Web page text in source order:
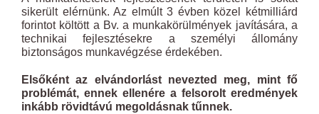
sikerült elérnünk. Az elmúlt 3 évben közel kétmilliárd
forintot költött a Bv. a munkakörülmények javítására, a
technikai fejlesztésekre a személyi állomány
biztonságos munkavégzése érdekében.
Elsőként az elvándorlást nevezted meg, mint fő
problémát, ennek ellenére a felsorolt eredmények
inkább rövidtávú megoldásnak tűnnek.